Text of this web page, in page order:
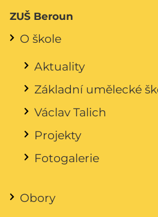
ZUŠ Beroun
O škole
Aktuality
Základní umělecké
Václav Talich
Projekty
Fotogalerie
Obory